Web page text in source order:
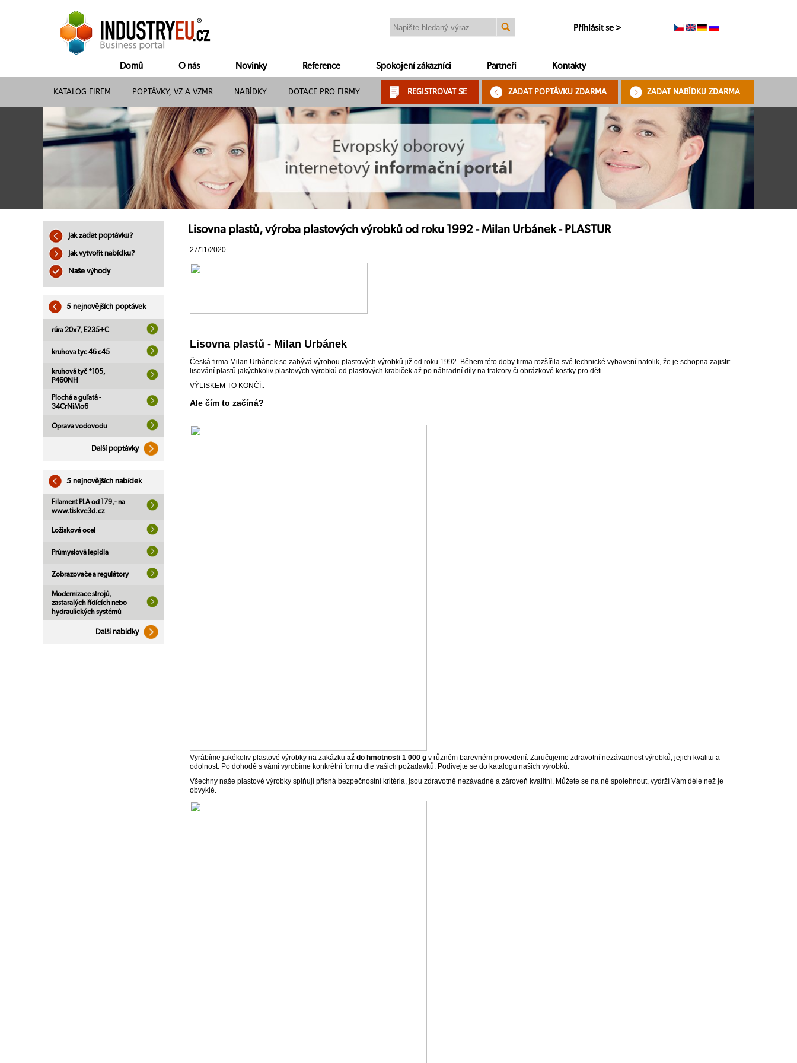
Příhlásit se >
Domů O nás Novinky Reference Spokojení zákazníci Partneři Kontakty
KATALOG FIREM POPTÁVKY, VZ A VZMR NABÍDKY DOTACE PRO FIRMY REGISTROVAT SE ZADAT POPTÁVKU ZDARMA ZADAT NABÍDKU ZDARMA
Jak zadat poptávku?
Jak vytvořit nabídku?
Naše výhody
5 nejnovějších poptávek
rúra 20x7, E235+C
kruhova tyc 46 c45
kruhová tyč *105,
P460NH
Plochá a guľatá -
34CrNiMo6
Oprava vodovodu
Další poptávky
5 nejnovějších nabídek
Filament PLA od 179,- na
www.tiskve3d.cz
Ložisková ocel
Průmyslová lepidla
Zobrazovače a regulátory
Modernizace strojů,
zastaralých řídících nebo
hydraulických systémů
Další nabídky
Lisovna plastů, výroba plastových výrobků od roku 1992 - Milan Urbánek - PLASTUR
27/11/2020
Lisovna plastů - Milan Urbánek
Česká firma Milan Urbánek se zabývá výrobou plastových výrobků již od roku 1992. Během této doby firma rozšířila své technické vybavení natolik, že je schopna zajistit
lisování plastů jakýchkoliv plastových výrobků od plastových krabiček až po náhradní díly na traktory či obrázkové kostky pro děti.
VÝLISKEM TO KONČÍ..
Ale čím to začíná?
Vyrábíme jakékoliv plastové výrobky na zakázku až do hmotnosti 1 000 g v různém barevném provedení. Zaručujeme zdravotní nezávadnost výrobků, jejich kvalitu a
odolnost. Po dohodě s vámi vyrobíme konkrétní formu dle vašich požadavků. Podívejte se do katalogu našich výrobků.
Všechny naše plastové výrobky splňují přísná bezpečnostní kritéria, jsou zdravotně nezávadné a zároveň kvalitní. Můžete se na ně spolehnout, vydrží Vám déle než je
obvyklé.